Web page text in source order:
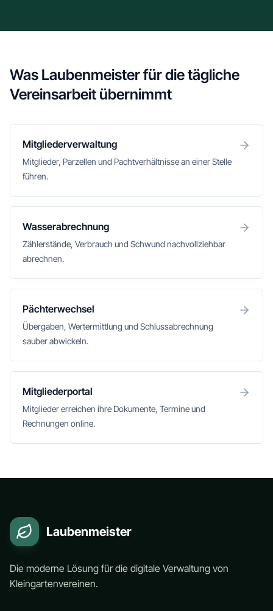
Was Laubenmeister für die tägliche
Vereinsarbeit übernimmt
Mitgliederverwaltung
Mitglieder, Parzellen und Pachtverhältnisse an einer Stelle
führen.
Wasserabrechnung
Zählerstände, Verbrauch und Schwund nachvollziehbar
abrechnen.
Pächterwechsel
Übergaben, Wertermittlung und Schlussabrechnung
sauber abwickeln.
Mitgliederportal
Mitglieder erreichen ihre Dokumente, Termine und
Rechnungen online.
Laubenmeister
Die moderne Lösung für die digitale Verwaltung von
Kleingartenvereinen.